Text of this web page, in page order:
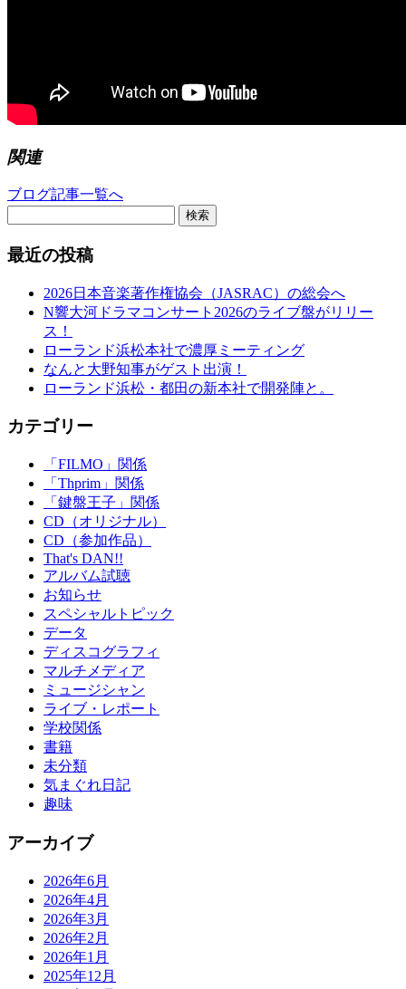
関連
ブログ記事一覧へ
検索
最近の投稿
2026日本音楽著作権協会（JASRAC）の総会へ
N響大河ドラマコンサート2026のライブ盤がリリー
ス！
ローランド浜松本社で濃厚ミーティング
なんと大野知事がゲスト出演！
ローランド浜松・都田の新本社で開発陣と。
カテゴリー
「FILMO」関係
「Thprim」関係
「鍵盤王子」関係
CD（オリジナル）
CD（参加作品）
That's DAN!!
アルバム試聴
お知らせ
スペシャルトピック
データ
ディスコグラフィ
マルチメディア
ミュージシャン
ライブ・レポート
学校関係
書籍
未分類
気まぐれ日記
趣味
アーカイブ
2026年6月
2026年4月
2026年3月
2026年2月
2026年1月
2025年12月